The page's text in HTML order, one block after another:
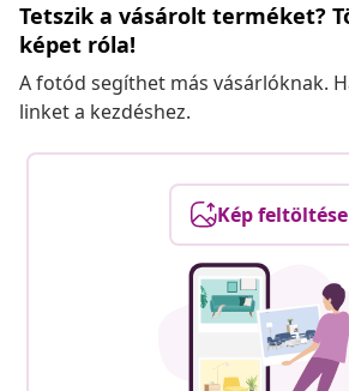
Tetszik a vásárolt terméket?
képet róla!
A fotód segíthet más vásárlóknak.
linket a kezdéshez.
Kép feltöltése